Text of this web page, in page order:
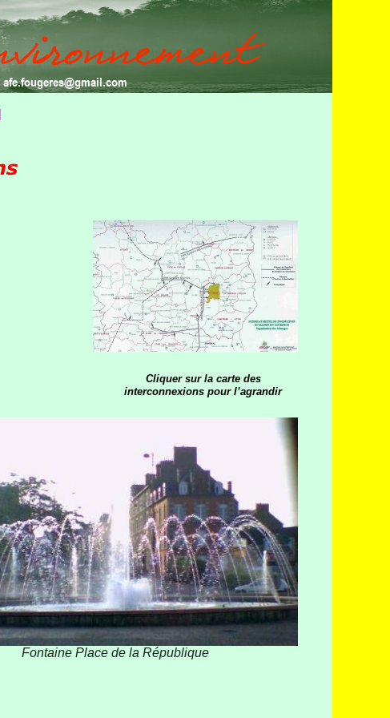
afe.fougeres@gmail.com
Cliquer sur la carte des
interconnexions pour l’agrandir
Fontaine Place de la République